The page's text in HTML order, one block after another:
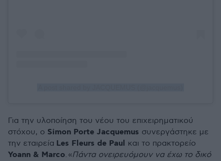
Για την υλοποίηση του νέου του επιχειρηματικού
στόχου, ο Simοn Porte Jacquemus συνεργάστηκε με
την εταιρεία Les Fleurs de Paul και το πρακτορείο
Yoann & Marco. «Πάντα ονειρευόμουν να έχω το δικό